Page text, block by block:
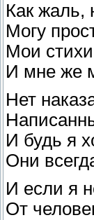
Как жаль,
Могу
Мои
И мне же
Нет
И будь я
Они
И если я
От